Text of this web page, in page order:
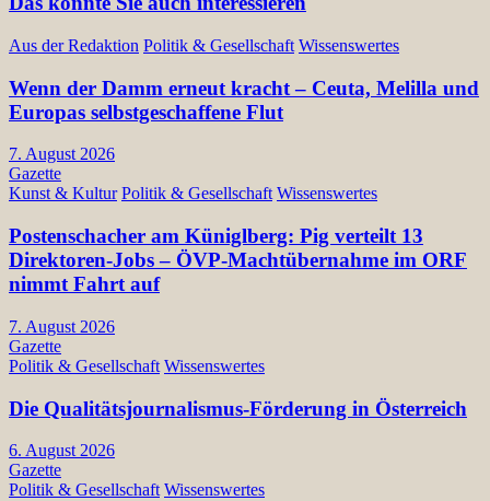
Aus der Redaktion Politik & Gesellschaft Wissenswertes
Wenn der Damm erneut kracht – Ceuta, Melilla und
Europas selbstgeschaffene Flut
7. August 2026
Gazette
Kunst & Kultur Politik & Gesellschaft Wissenswertes
Postenschacher am Küniglberg: Pig verteilt 13
Direktoren-Jobs – ÖVP-Machtübernahme im ORF
nimmt Fahrt auf
7. August 2026
Gazette
Politik & Gesellschaft Wissenswertes
Die Qualitätsjournalismus-Förderung in Österreich
6. August 2026
Gazette
Politik & Gesellschaft Wissenswertes